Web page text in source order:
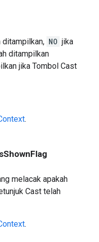
NO jika
ditampilkan
jika Tombol Cast
.
melacak apakah
Cast telah
.